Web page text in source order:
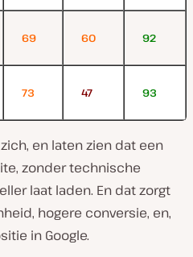
69 60 92
73 47 93
en laten zien dat een
zonder technische
laat laden. En dat zorgt
hogere conversie, en,
in Google.